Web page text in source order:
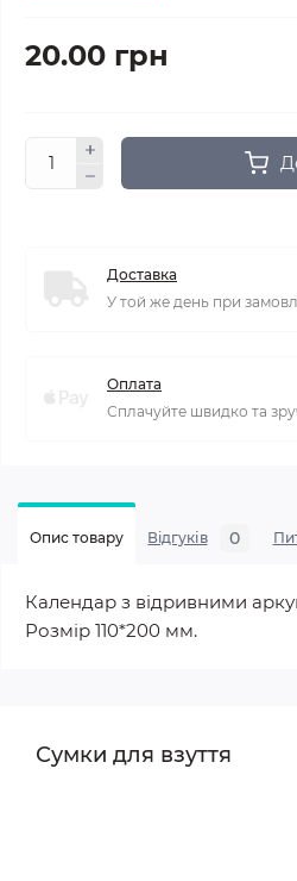
20.00 грн
Доставка
У той же день при
Оплата
Сплачуйте швидко та
Опис товару Відгуків 0
Календар з відривними
Розмір 110*200 мм.
Сумки для взуття